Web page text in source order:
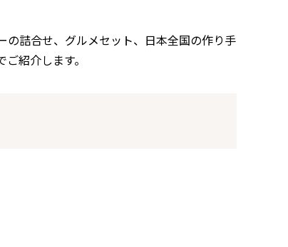
の詰合せ、グルメセット、日本全国の作り手
紹介します。